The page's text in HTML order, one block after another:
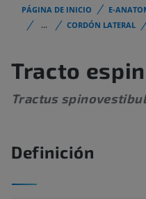
PÁGINA DE INICIO E-
...
CORDÓN LATERAL
Tracto
Tractus
Definición